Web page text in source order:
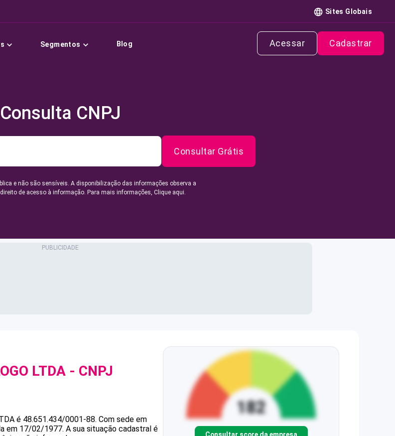
Sites Globais
Segmentos Blog Acessar Cadastrar
Consulta CNPJ
Consultar Grátis
e não são sensíveis. A disponibilização das informações observa a
de acesso à informação. Para mais informações, Clique aqui.
LTDA - CNPJ
é 48.651.434/0001-88. Com sede em
em 17/02/1977. A sua situação cadastral é
Consultar score da empresa